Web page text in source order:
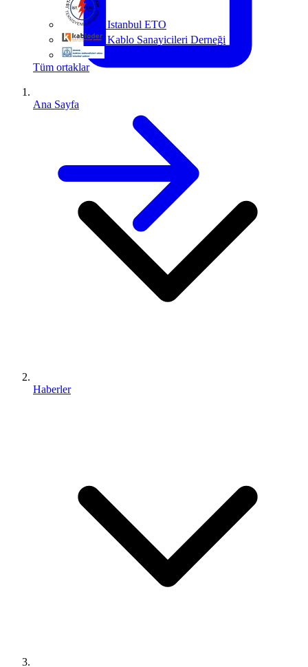
Istanbul ETO
Kablo Sanayicileri Derneği
Tüm ortaklar
Ana Sayfa
Haberler